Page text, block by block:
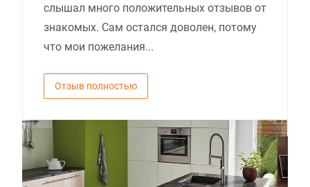
слышал много положительных отзывов от
знакомых. Сам остался доволен, потому
что мои пожелания...
Отзыв полностью